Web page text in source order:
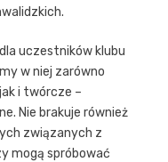
uczestników klubu
w niej zarówno
i twórcze –
Nie brakuje również
związanych z
mogą spróbować